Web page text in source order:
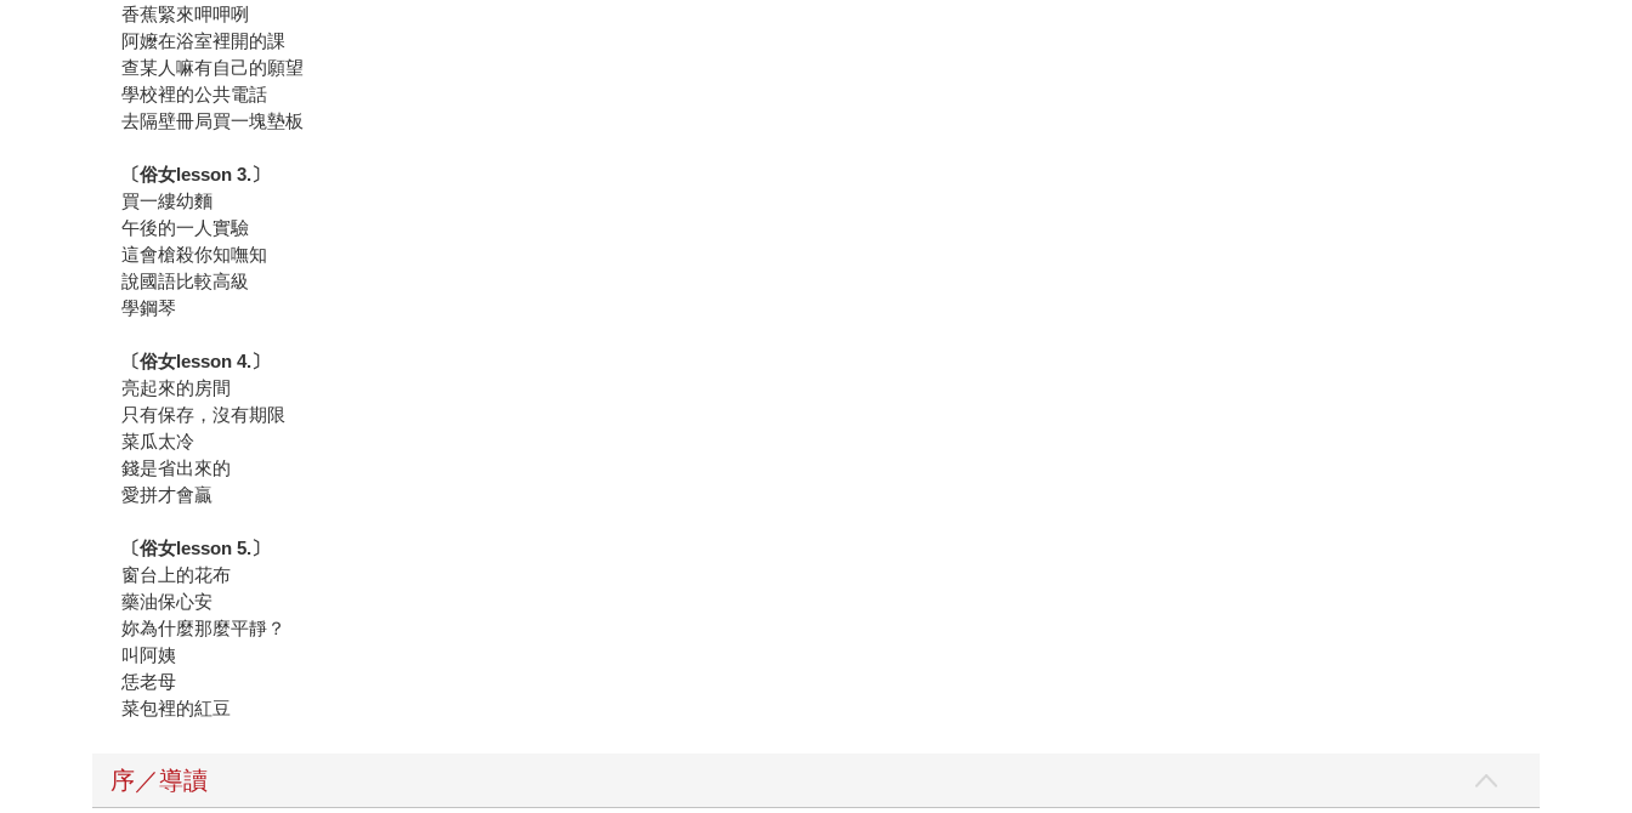
香蕉緊來呷呷咧
阿嬤在浴室裡開的課
查某人嘛有自己的願望
學校裡的公共電話
去隔壁冊局買一塊墊板
〔俗女lesson 3.〕
買一縷幼麵
午後的一人實驗
這會槍殺你知嘸知
說國語比較高級
學鋼琴
〔俗女lesson 4.〕
亮起來的房間
只有保存，沒有期限
菜瓜太冷
錢是省出來的
愛拼才會贏
〔俗女lesson 5.〕
窗台上的花布
藥油保心安
妳為什麼那麼平靜？
叫阿姨
恁老母
菜包裡的紅豆
序／導讀